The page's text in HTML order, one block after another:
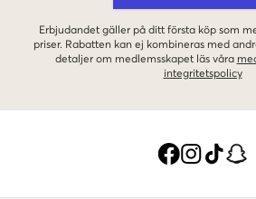
Erbjudandet gäller på ditt första köp som
priser. Rabatten kan ej kombineras med
detaljer om medlemsskapet läs våra
integritetspolicy